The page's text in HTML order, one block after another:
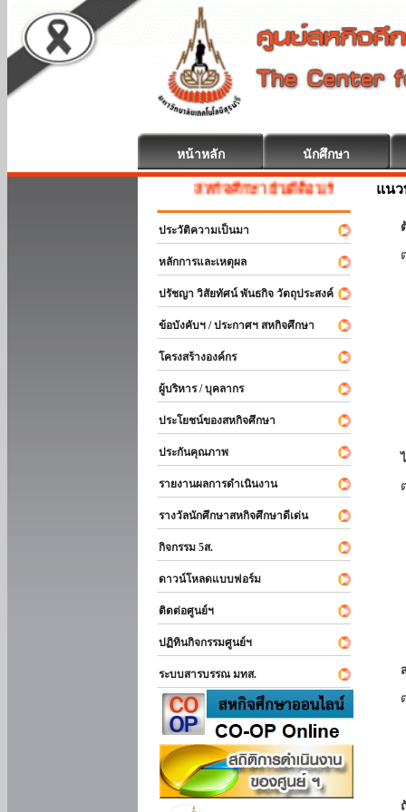
หน้าหลัก นักศึกษา
สหกิจศึกษา ยินดีต้อนรับ
ประวัติความเป็นมา
หลักการและเหตุผล
ปรัชญา วิสัยทัศน์ พันธกิจ วัตถุประสงค์
ข้อบังคับฯ / ประกาศฯ สหกิจศึกษา
โครงสร้างองค์กร
ผู้บริหาร / บุคลากร
ประโยชน์ของสหกิจศึกษา
ประกันคุณภาพ
รายงานผลการดำเนินงาน
รางวัลนักศึกษาสหกิจศึกษาดีเด่น
กิจกรรม 5ส.
ดาวน์โหลดแบบฟอร์ม
ติดต่อศูนย์ฯ
ปฏิทินกิจกรรมศูนย์ฯ
ระบบสารบรรณ มทส.
แน